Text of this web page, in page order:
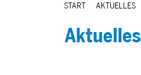
START AKTUELLES
Aktuelles